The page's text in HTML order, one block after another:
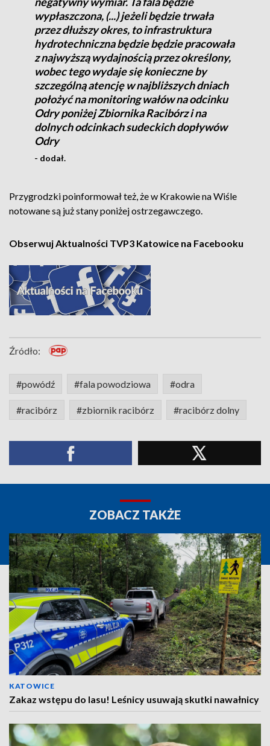
wypłaszczona, (...) jeżeli będzie trwała
przez dłuższy okres, to infrastruktura
hydrotechniczna będzie będzie pracowała
z najwyższą wydajnością przez określony,
wobec tego wydaje się konieczne by
szczególną atencję w najbliższych dniach
położyć na monitoring wałów na odcinku
Odry poniżej Zbiornika Racibórz i na
dolnych odcinkach sudeckich dopływów
Odry
- dodał.
Przygrodzki poinformował też, że w Krakowie na Wiśle
notowane są już stany poniżej ostrzegawczego.
Obserwuj Aktualności TVP3 Katowice na Facebooku
Źródło:
#powódź #fala powodziowa #odra
#racibórz #zbiornik racibórz #racibórz dolny
ZOBACZ TAKŻE
KATOWICE
Zakaz wstępu do lasu! Leśnicy usuwają skutki nawałnicy